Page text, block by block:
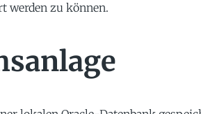
werden zu können.